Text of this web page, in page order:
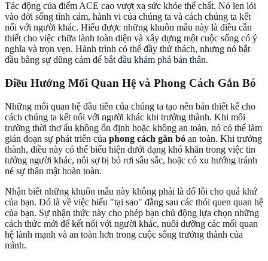
Tác động của điểm ACE cao vượt xa sức khỏe thể chất. Nó len lỏi
vào đời sống tình cảm, hành vi của chúng ta và cách chúng ta kết
nối với người khác. Hiểu được những khuôn mẫu này là điều cần
thiết cho việc chữa lành toàn diện và xây dựng một cuộc sống có ý
nghĩa và trọn vẹn. Hành trình có thể đầy thử thách, nhưng nó bắt
đầu bằng sự dũng cảm để bắt đầu khám phá bản thân.
Điều Hướng Mối Quan Hệ và Phong Cách Gắn Bó
Những mối quan hệ đầu tiên của chúng ta tạo nên bản thiết kế cho
cách chúng ta kết nối với người khác khi trưởng thành. Khi môi
trường thời thơ ấu không ổn định hoặc không an toàn, nó có thể làm
gián đoạn sự phát triển của phong cách gắn bó an toàn. Khi trưởng
thành, điều này có thể biểu hiện dưới dạng khó khăn trong việc tin
tưởng người khác, nỗi sợ bị bỏ rơi sâu sắc, hoặc có xu hướng tránh
né sự thân mật hoàn toàn.
Nhận biết những khuôn mẫu này không phải là đổ lỗi cho quá khứ
của bạn. Đó là về việc hiểu "tại sao" đằng sau các thói quen quan hệ
của bạn. Sự nhận thức này cho phép bạn chủ động lựa chọn những
cách thức mới để kết nối với người khác, nuôi dưỡng các mối quan
hệ lành mạnh và an toàn hơn trong cuộc sống trưởng thành của
mình.